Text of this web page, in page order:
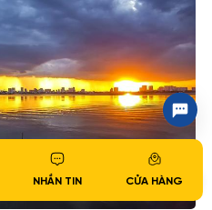
NHẮN TIN CỬA HÀNG